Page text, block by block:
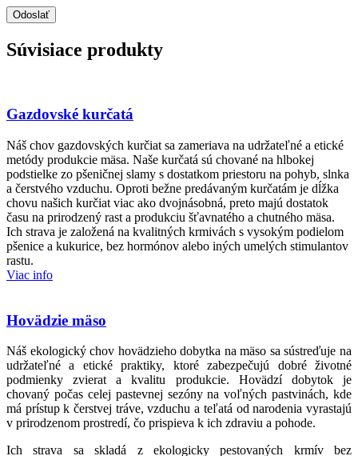
Súvisiace produkty
Gazdovské kurčatá
Náš chov gazdovských kurčiat sa zameriava na udržateľné a etické
metódy produkcie mäsa. Naše kurčatá sú chované na hlbokej
podstielke zo pšeničnej slamy s dostatkom priestoru na pohyb, slnka
a čerstvého vzduchu. Oproti bežne predávaným kurčatám je dĺžka
chovu našich kurčiat viac ako dvojnásobná, preto majú dostatok
času na prirodzený rast a produkciu šťavnatého a chutného mäsa.
Ich strava je založená na kvalitných krmivách s vysokým podielom
pšenice a kukurice, bez hormónov alebo iných umelých stimulantov
rastu.
Viac info
Hovädzie mäso
Náš ekologický chov hovädzieho dobytka na mäso sa sústreďuje na
udržateľné a etické praktiky, ktoré zabezpečujú dobré životné
podmienky zvierat a kvalitu produkcie. Hovädzí dobytok je
chovaný počas celej pastevnej sezóny na voľných pastvinách, kde
má prístup k čerstvej tráve, vzduchu a teľatá od narodenia vyrastajú
v prirodzenom prostredí, čo prispieva k ich zdraviu a pohode.
Ich strava sa skladá z ekologicky pestovaných krmív bez